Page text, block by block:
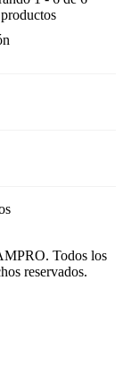
productos
Todos los
reservados.